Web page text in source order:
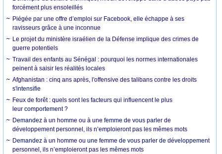
forcément plus ensoleillés
Piégée par une offre d’emploi sur Facebook, elle échappe à ses
ravisseurs grâce à une inconnue
Le projet du ministère israélien de la Défense implique des crimes de
guerre potentiels
Travail des enfants au Sénégal : pourquoi les normes internationales
peinent à saisir les réalités locales
Afghanistan : cinq ans après, l'offensive des talibans contre les droits
s'intensifie
Feux de forêt : quels sont les facteurs qui influencent le plus
leur comportement ?
Demandez à un homme ou à une femme de vous parler de
développement personnel, ils n’emploieront pas les mêmes mots
Demandez à un homme ou une femme de vous parler de développement
personnel, ils n’emploieront pas les mêmes mots